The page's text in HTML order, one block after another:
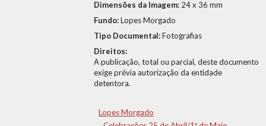
Dimensões da Imagem: 24 x 36 mm
Fundo:Lopes Morgado
Tipo Documental:Fotografias
Direitos:
A publicação, total ou parcial, deste documento
exige prévia autorização da entidade
detentora.
Lopes Morgado